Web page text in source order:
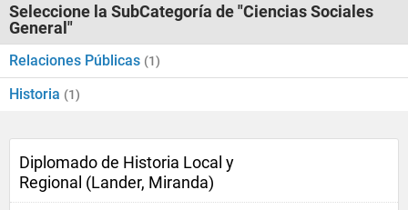
Seleccione la SubCategoría de "Ciencias Sociales
General"
Relaciones Públicas (1)
Historia (1)
Diplomado de Historia Local y
Regional (Lander, Miranda)